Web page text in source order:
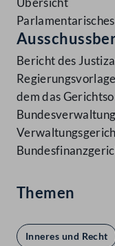
Bericht des
dem das
Themen
Inneres und Recht